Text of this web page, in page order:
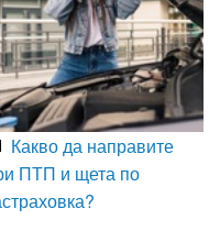
Какво да направите
ПТП и щета по